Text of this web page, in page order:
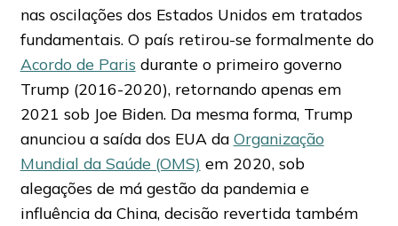
nas oscilações dos Estados Unidos em tratados
fundamentais. O país retirou-se formalmente do
Acordo de Paris durante o primeiro governo
Trump (2016-2020), retornando apenas em
2021 sob Joe Biden. Da mesma forma, Trump
anunciou a saída dos EUA da Organização
Mundial da Saúde (OMS) em 2020, sob
alegações de má gestão da pandemia e
influência da China, decisão revertida também